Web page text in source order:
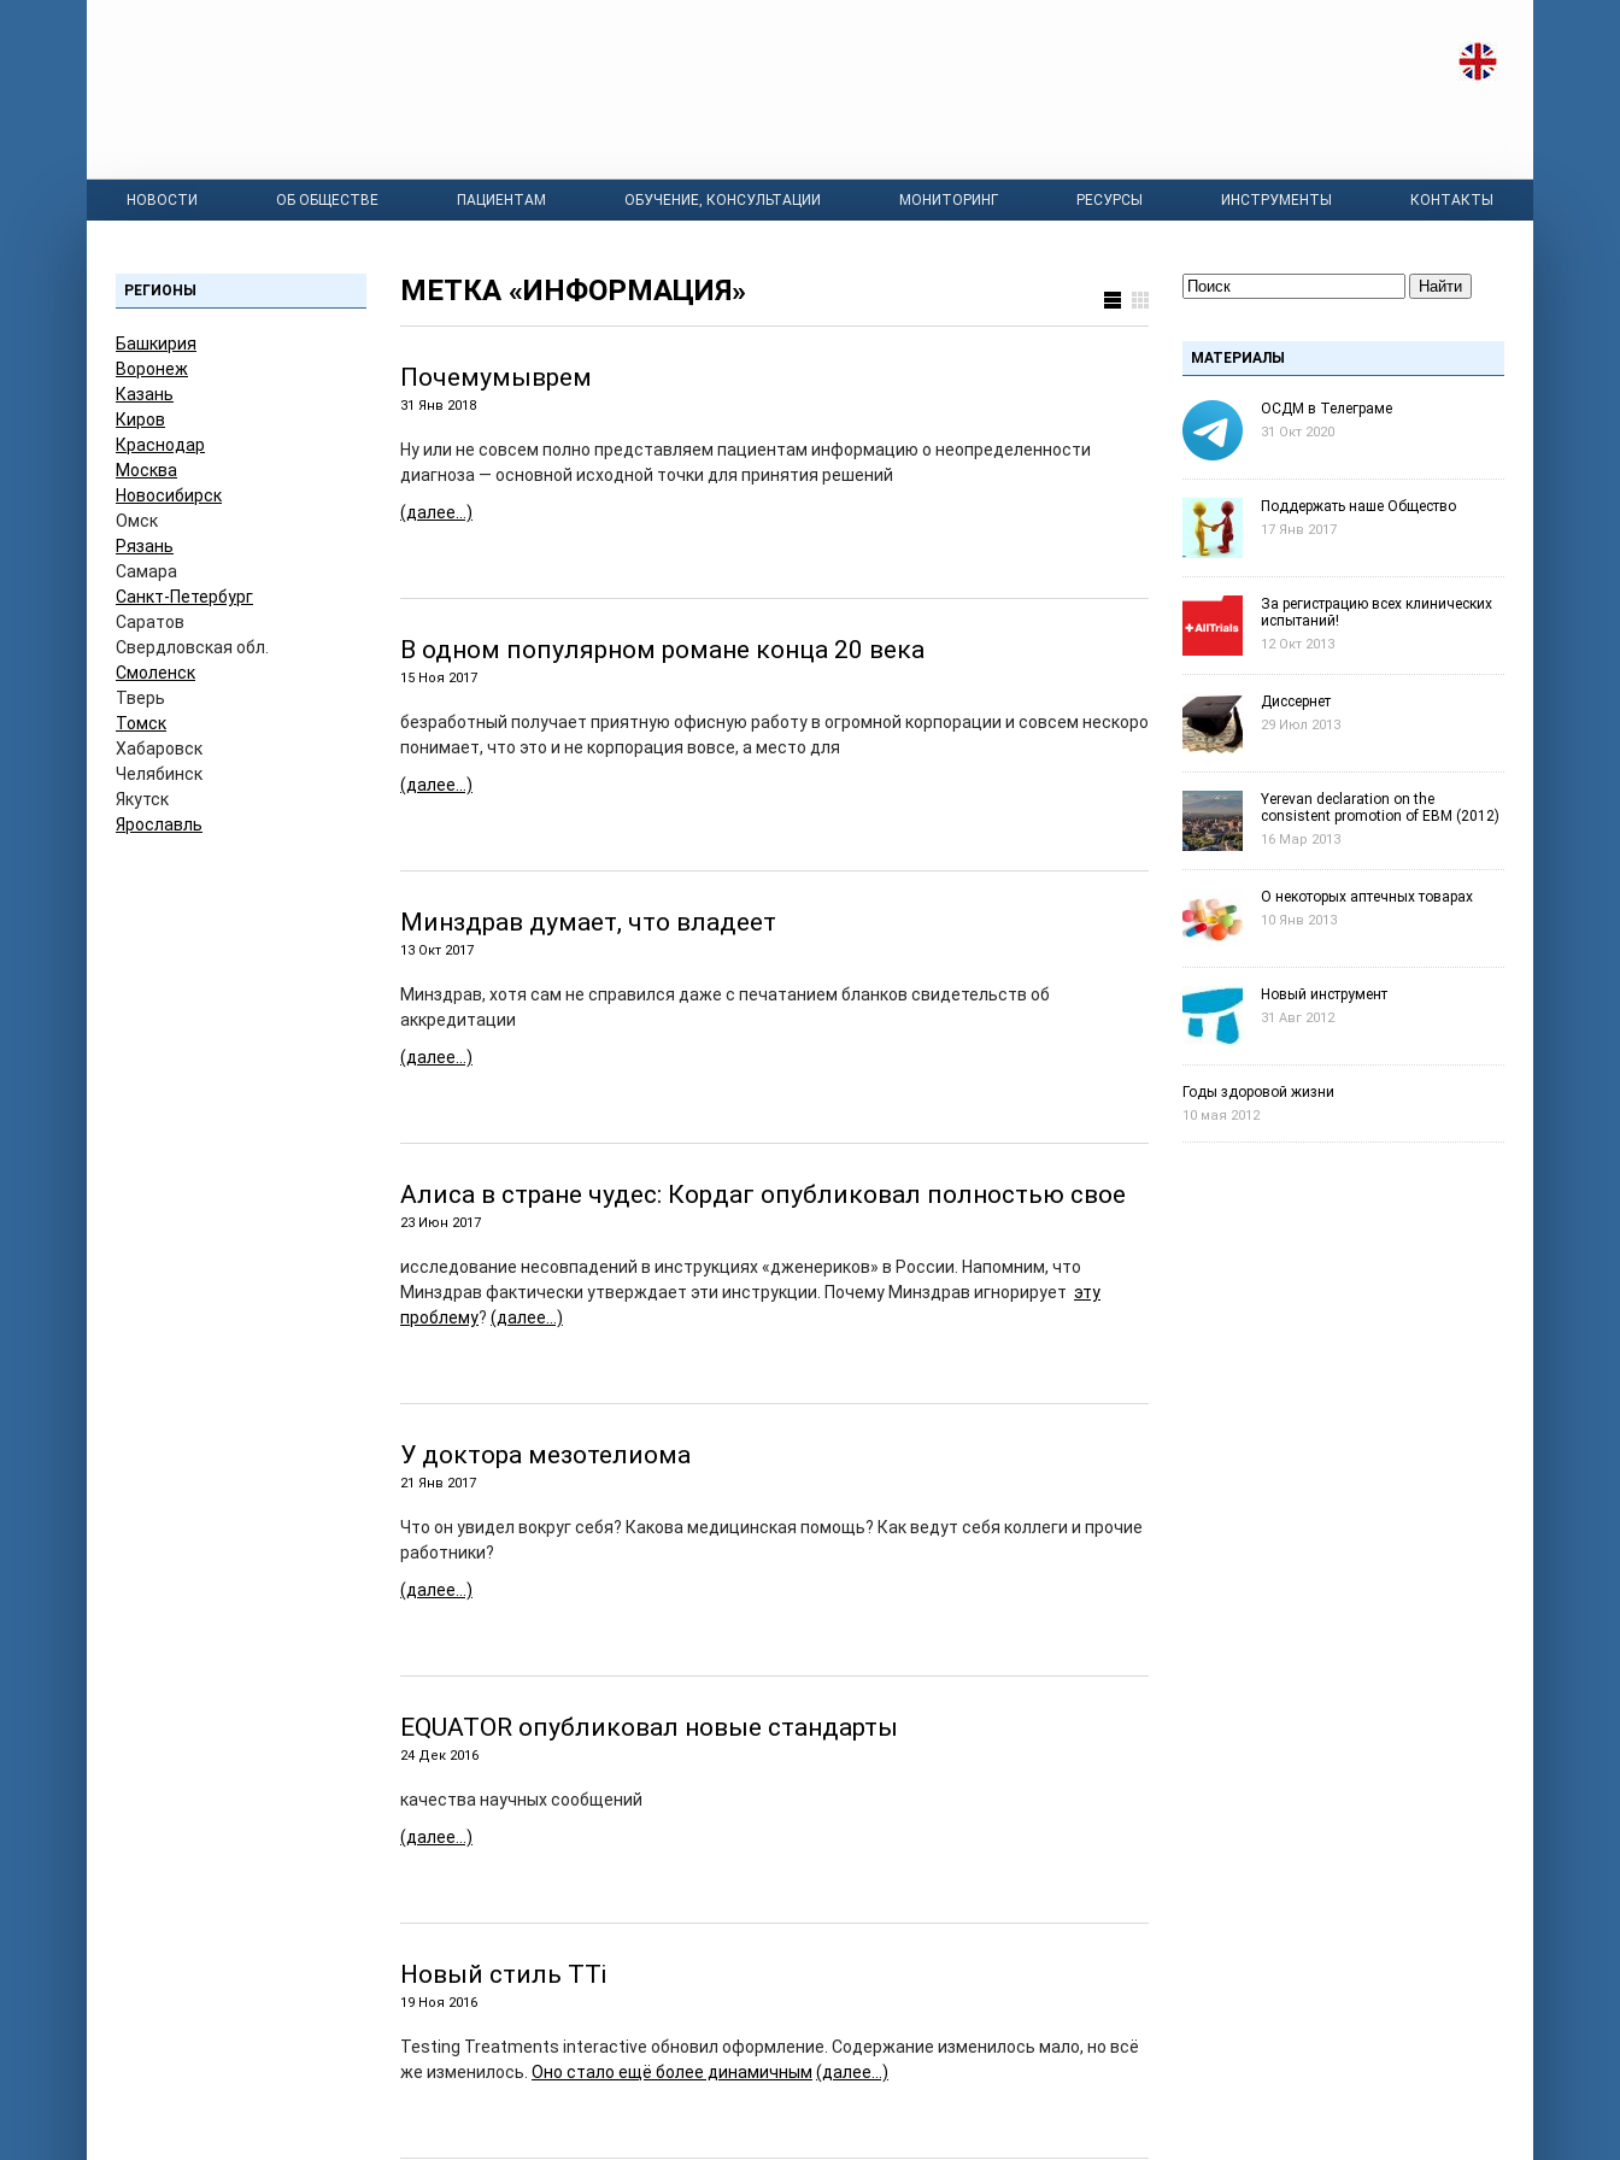
НОВОСТИ ОБ ОБЩЕСТВЕ ПАЦИЕНТАМ ОБУЧЕНИЕ, КОНСУЛЬТАЦИИ МОНИТОРИНГ РЕСУРСЫ ИНСТРУМЕНТЫ КОНТАКТЫ
РЕГИОНЫ
Башкирия
Воронеж
Казань
Киров
Краснодар
Москва
Новосибирск
Омск
Рязань
Самара
Санкт-Петербург
Саратов
Свердловская обл.
Смоленск
Тверь
Томск
Хабаровск
Челябинск
Якутск
Ярославль
МЕТКА «ИНФОРМАЦИЯ»
Почемумыврем
31 Янв 2018
Ну или не совсем полно представляем пациентам информацию о неопределенности
диагноза — основной исходной точки для принятия решений
(далее…)
В одном популярном романе конца 20 века
15 Ноя 2017
безработный получает приятную офисную работу в огромной корпорации и совсем нескоро
понимает, что это и не корпорация вовсе, а место для
(далее…)
Минздрав думает, что владеет
13 Окт 2017
Минздрав, хотя сам не справился даже с печатанием бланков свидетельств об
аккредитации
(далее…)
Алиса в стране чудес: Кордаг опубликовал полностью свое
23 Июн 2017
исследование несовпадений в инструкциях «дженериков» в России. Напомним, что
Минздрав фактически утверждает эти инструкции. Почему Минздрав игнорирует эту
проблему? (далее…)
У доктора мезотелиома
21 Янв 2017
Что он увидел вокруг себя? Какова медицинская помощь? Как ведут себя коллеги и прочие
работники?
(далее…)
EQUATOR опубликовал новые стандарты
24 Дек 2016
качества научных сообщений
(далее…)
Новый стиль TTi
19 Ноя 2016
Testing Treatments interactive обновил оформление. Содержание изменилось мало, но всё
же изменилось. Оно стало ещё более динамичным (далее…)
Найти
МАТЕРИАЛЫ
ОСДМ в Телеграме
31 Окт 2020
Поддержать наше Общество
17 Янв 2017
За регистрацию всех клинических
испытаний!
12 Окт 2013
Диссернет
29 Июл 2013
Yerevan declaration on the
consistent promotion of EBM (2012)
16 Мар 2013
О некоторых аптечных товарах
10 Янв 2013
Новый инструмент
31 Авг 2012
Годы здоровой жизни
10 мая 2012